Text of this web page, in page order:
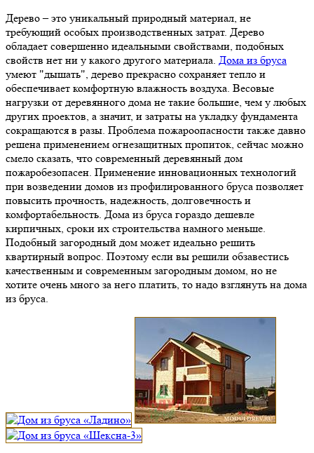
Дерево – это уникальный природный материал, не
требующий особых производственных затрат. Дерево
обладает совершенно идеальными свойствами, подобных
свойств нет ни у какого другого материала. Дома из бруса
умеют "дышать", дерево прекрасно сохраняет тепло и
обеспечивает комфортную влажность воздуха. Весовые
нагрузки от деревянного дома не такие большие, чем у любых
других проектов, а значит, и затраты на укладку фундамента
сокращаются в разы. Проблема пожароопасности также давно
решена применением огнезащитных пропиток, сейчас можно
смело сказать, что современный деревянный дом
пожаробезопасен. Применение инновационных технологий
при возведении домов из профилированного бруса позволяет
повысить прочность, надежность, долговечность и
комфортабельность. Дома из бруса гораздо дешевле
кирпичных, сроки их строительства намного меньше.
Подобный загородный дом может идеально решить
квартирный вопрос. Поэтому если вы решили обзавестись
качественным и современным загородным домом, но не
хотите очень много за него платить, то надо взглянуть на дома
из бруса.